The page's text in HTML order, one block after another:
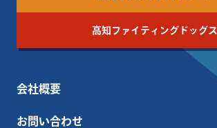
高知ファイティングドッグス
会社概要
お問い合わせ